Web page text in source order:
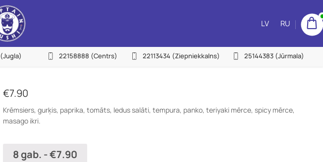
LV RU
(Jugla) 22158888 (Centrs) 22113434 (Ziepniekkalns) 25144383 (Jūrmala)
€7.90
Krēmsiers, gurķis, paprika, tomāts, ledus salāti, tempura, panko, teriyaki mērce, spicy mērce,
masago ikri.
8 gab. -€7.90